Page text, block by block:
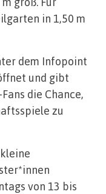
in 1,50 m
dem Infopoint
und gibt
die Chance,
zu
von 13 bis